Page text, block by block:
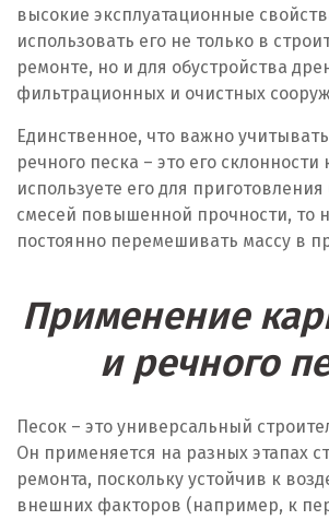
высокие эксплуатационные
использовать его не только в
ремонте, но и для обустройства
фильтрационных и очистных
Единственное, что важно
речного песка – это его склонности
используете его для
смесей повышенной прочности, то
постоянно перемешивать массу в
Применение
и речного
Песок – это универсальный
Он применяется на разных этапах
ремонта, поскольку устойчив к
внешних факторов (например, к